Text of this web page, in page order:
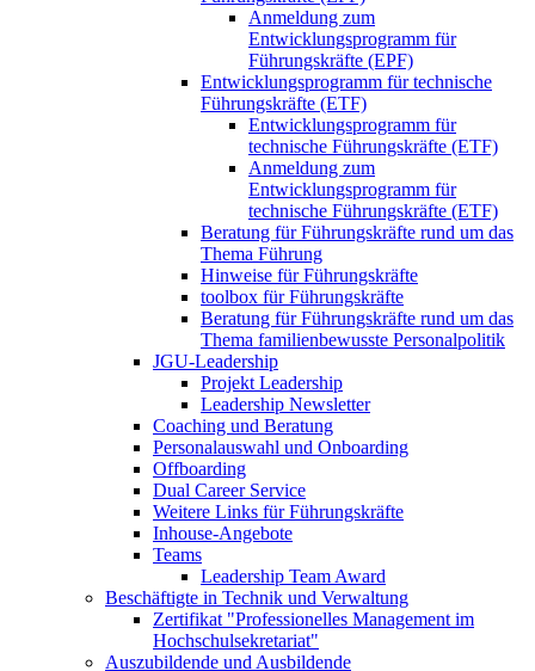
Anmeldung zum
Entwicklungsprogramm für
Führungskräfte (EPF)
Entwicklungsprogramm für technische
Führungskräfte (ETF)
Entwicklungsprogramm für
technische Führungskräfte (ETF)
Anmeldung zum
Entwicklungsprogramm für
technische Führungskräfte (ETF)
Beratung für Führungskräfte rund um das
Thema Führung
Hinweise für Führungskräfte
toolbox für Führungskräfte
Beratung für Führungskräfte rund um das
Thema familienbewusste Personalpolitik
JGU-Leadership
Projekt Leadership
Leadership Newsletter
Coaching und Beratung
Personalauswahl und Onboarding
Offboarding
Dual Career Service
Weitere Links für Führungskräfte
Inhouse-Angebote
Teams
Leadership Team Award
Beschäftigte in Technik und Verwaltung
Zertifikat "Professionelles Management im
Hochschulsekretariat"
Auszubildende und Ausbildende